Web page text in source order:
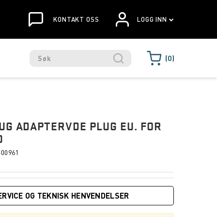
KONTAKT OSS LOGG INN
0
ADAPTERVDE PLUG EU. FOR
OG TEKNISK HENVENDELSER